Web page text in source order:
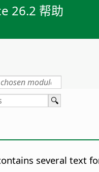
26.2 帮助
several text